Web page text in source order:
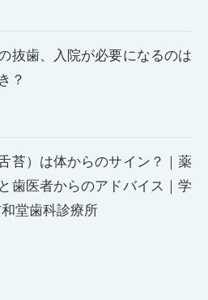
抜歯、入院が必要になるのは
？
苔）は体からのサイン？｜薬
歯医者からのアドバイス｜学
堂歯科診療所